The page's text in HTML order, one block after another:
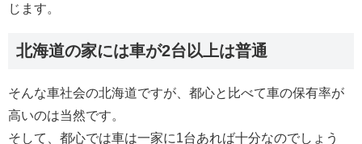
じます。
北海道の家には車が2台以上は普通
そんな車社会の北海道ですが、都心と比べて車の保有率が
高いのは当然です。
そして、都心では車は一家に1台あれば十分なのでしょう